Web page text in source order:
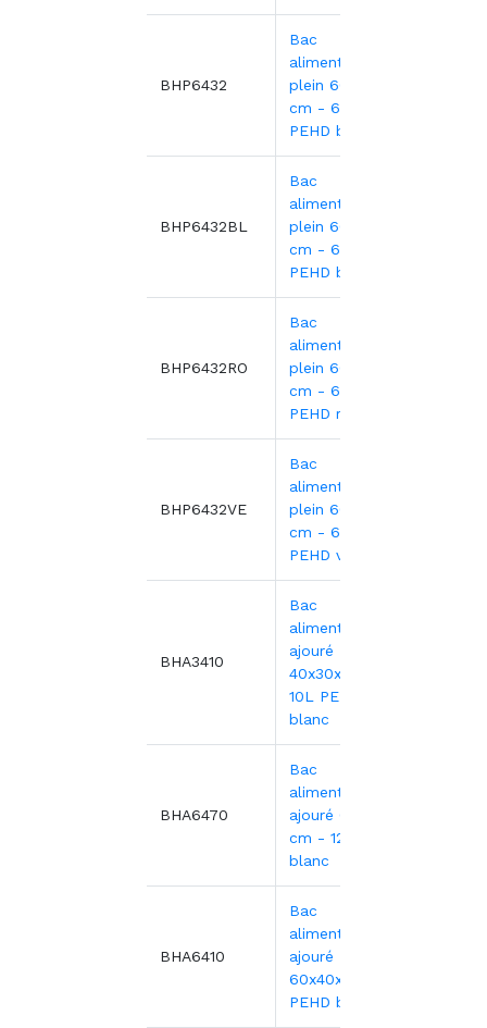
BHP6432
Bac
alimentaire
plein 60x40x32
cm - 60L
PEHD blanc
BHP6432BL
Bac
alimentaire
plein 60x40x32
cm - 60L
PEHD bleu
BHP6432RO
Bac
alimentaire
plein 60x40x32
cm - 60L
PEHD rouge
BHP6432VE
Bac
alimentaire
plein 60x40x32
cm - 60L
PEHD vert
BHA3410
Bac
alimentaire
ajouré
40x30x10 cm -
10L PEHD
blanc
BHA6470
Bac
alimentaire
ajouré 60x40x7
cm - 12L PEHD
blanc
BHA6410
Bac
alimentaire
ajouré
60x40x10 cm -
PEHD blanc